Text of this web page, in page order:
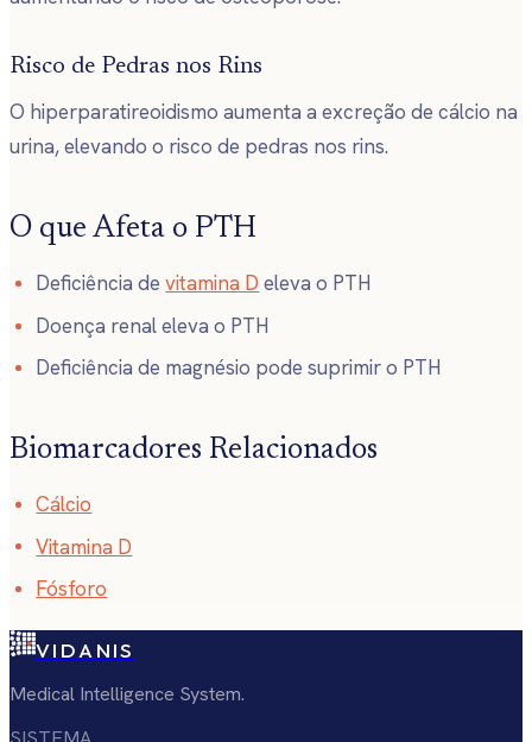
Risco de Pedras nos Rins
O hiperparatireoidismo aumenta a excreção de cálcio na
urina, elevando o risco de pedras nos rins.
O que Afeta o PTH
Deficiência devitamina D eleva o PTH
Doença renal eleva o PTH
Deficiência de magnésio pode suprimir o PTH
Biomarcadores Relacionados
Cálcio
Vitamina D
Fósforo
VIDANIS
Medical Intelligence System.